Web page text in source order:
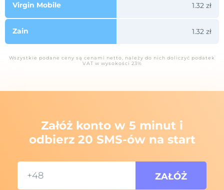
Virgin Mobile 1.32 zł
Zain 1.32 zł
Wszystkie podane ceny są cenami netto, należy do nich doliczyć podatek
VAT w wysokości 23%
Załóż konto w 5 minut i
odbierz 20 SMS-ów na start